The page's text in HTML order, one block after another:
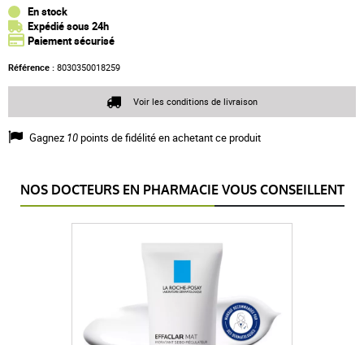
En stock
Expédié sous 24h
Paiement sécurisé
Référence : 8030350018259
Gagnez 10points de fidélité en achetant ce produit
Voir les conditions de livraison
NOS DOCTEURS EN PHARMACIE VOUS CONSEILLENT